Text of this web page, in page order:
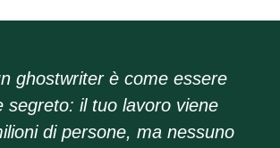
ghostwriter è come essere
segreto: il tuo lavoro viene
di persone, ma nessuno